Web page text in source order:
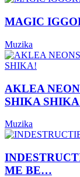
MAGIC
Muzika
AKLEA
SHIKA
Muzika
ME BE…